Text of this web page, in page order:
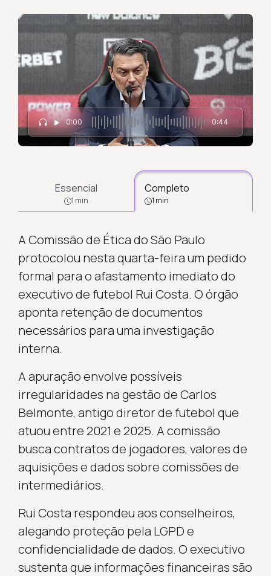
0:00 0:44
Essencial
1 min
Completo
1 min
A Comissão de Ética do São Paulo
protocolou nesta quarta-feira um pedido
formal para o afastamento imediato do
executivo de futebol Rui Costa. O órgão
aponta retenção de documentos
necessários para uma investigação
interna.
A apuração envolve possíveis
irregularidades na gestão de Carlos
Belmonte, antigo diretor de futebol que
atuou entre 2021 e 2025. A comissão
busca contratos de jogadores, valores de
aquisições e dados sobre comissões de
intermediários.
Rui Costa respondeu aos conselheiros,
alegando proteção pela LGPD e
confidencialidade de dados. O executivo
sustenta que informações financeiras são